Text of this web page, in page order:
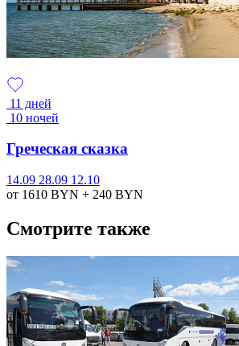
11 дней
10 ночей
Греческая сказка
14.09 28.09 12.10
от 1610 BYN + 240 BYN
Смотрите также